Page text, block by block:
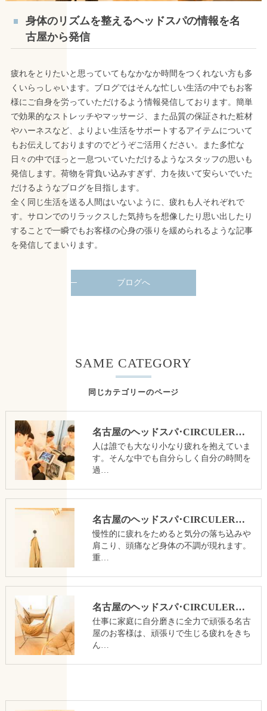
身体のリズムを整えるヘッドスパの情報を名
古屋から発信
疲れをとりたいと思っていてもなかなか時間をつくれない方も多
くいらっしゃいます。ブログではそんな忙しい生活の中でもお客
様にご自身を労っていただけるよう情報発信しております。簡単
で効果的なストレッチやマッサージ、また品質の保証された粧材
やハーネスなど、よりよい生活をサポートするアイテムについて
もお伝えしておりますのでどうぞご活用ください。また多忙な
日々の中でほっと一息ついていただけるようなスタッフの思いも
発信します。荷物を背負い込みすぎず、力を抜いて安らいでいた
だけるようなブログを目指します。
全く同じ生活を送る人間はいないように、疲れも人それぞれで
す。サロンでのリラックスした気持ちを想像したり思い出したり
することで一瞬でもお客様の心身の張りを緩められるような記事
を発信してまいります。
ブログへ
同じカテゴリーのページ
SAME CATEGORY
名古屋のヘッドスパ･CIRCULERの口コミ情報
人は誰でも大なり小なり疲れを抱えていま
す。そんな中でも自分らしく自分の時間を
過…
名古屋のヘッドスパ･CIRCULERの評判
慢性的に疲れをためると気分の落ち込みや
肩こり、頭痛など身体の不調が現れます。
重…
名古屋のヘッドスパ･CIRCULERのお客様の声
仕事に家庭に自分磨きに全力で頑張る名古
屋のお客様は、頑張りで生じる疲れをきち
ん…